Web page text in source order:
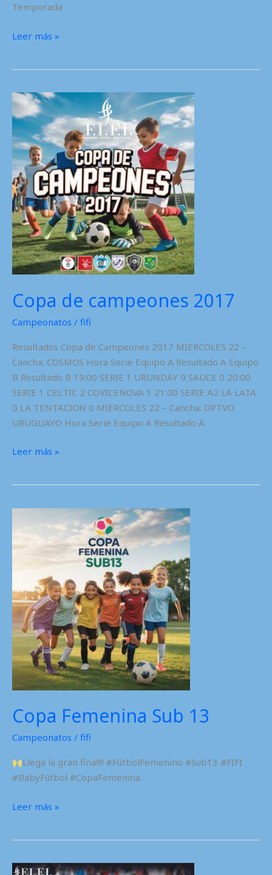
Temporada
Metropolitano
Leer más »
Copa de campeones 2017
Campeonatos / fifi
Resultados Copa de Campeones 2017 MIERCOLES 22 –
Cancha: COSMOS Hora Serie Equipo A Resultado A Equipo
B Resultado B 19:00 SERIE 1 URUNDAY 9 SAUCE 0 20:00
SERIE 1 CELTIC 2 COVICENOVA 1 21:00 SERIE A2 LA LATA
0 LA TENTACION 0 MIERCOLES 22 – Cancha: DPTVO
URUGUAYO Hora Serie Equipo A Resultado A
Copa
Leer más »
Copa Femenina Sub 13
Campeonatos / fifi
Llega la gran final!!! #FútbolFemenino #Sub13 #FIFI
#BabyFútbol #CopaFemenina
Copa
Leer más »